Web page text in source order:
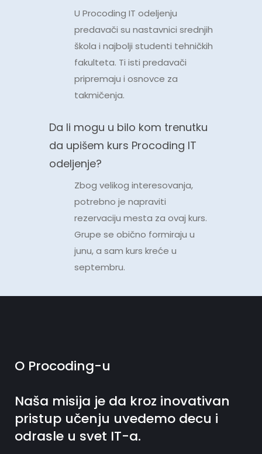
U Procoding IT odeljenju
predavači su nastavnici srednjih
škola i najbolji studenti tehničkih
fakulteta. Ti isti predavači
pripremaju i osnovce za
takmičenja.
Da li mogu u bilo kom trenutku
da upišem kurs Procoding IT
odeljenje?
Zbog velikog interesovanja,
potrebno je napraviti
rezervaciju mesta za ovaj kurs.
Grupe se obično formiraju u
junu, a sam kurs kreće u
septembru.
O Procoding-u
Naša misija je da kroz inovativan
pristup učenju uvedemo decu i
odrasle u svet IT-a.